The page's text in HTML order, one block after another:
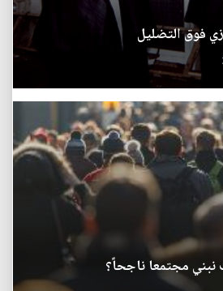
فوق التضليل
نبني مجتمعا ناجحاً؟